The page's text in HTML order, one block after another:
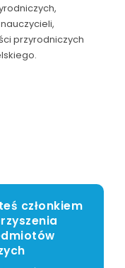
przyrodniczych
członkiem